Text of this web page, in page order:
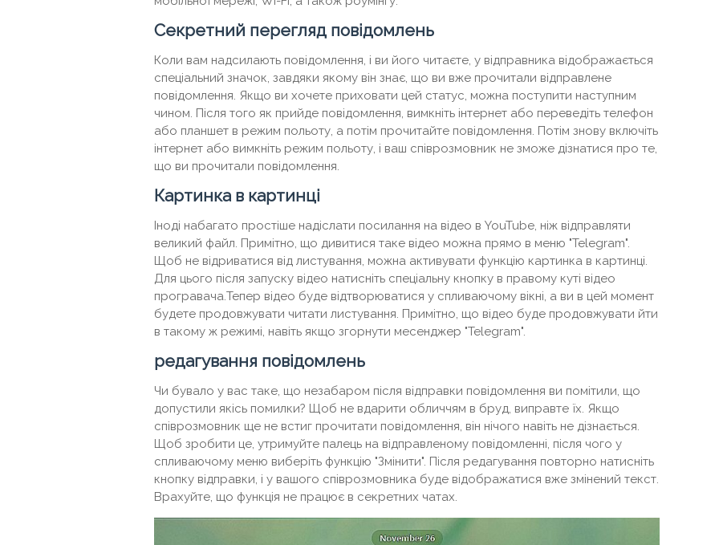
Секретний перегляд повідомлень
Коли вам надсилають повідомлення, і ви його читаєте, у відправника відображається
спеціальний значок, завдяки якому він знає, що ви вже прочитали відправлене
повідомлення. Якщо ви хочете приховати цей статус, можна поступити наступним
чином. Після того як прийде повідомлення, вимкніть інтернет або переведіть телефон
або планшет в режим польоту, а потім прочитайте повідомлення. Потім знову включіть
інтернет або вимкніть режим польоту, і ваш співрозмовник не зможе дізнатися про те,
що ви прочитали повідомлення.
Картинка в картинці
Іноді набагато простіше надіслати посилання на відео в YouTube, ніж відправляти
великий файл. Примітно, що дивитися таке відео можна прямо в меню "Telegram".
Щоб не відриватися від листування, можна активувати функцію картинка в картинці.
Для цього після запуску відео натисніть спеціальну кнопку в правому куті відео
програвача.Тепер відео буде відтворюватися у спливаючому вікні, а ви в цей момент
будете продовжувати читати листування. Примітно, що відео буде продовжувати йти
в такому ж режимі, навіть якщо згорнути месенджер "Telegram".
редагування повідомлень
Чи бувало у вас таке, що незабаром після відправки повідомлення ви помітили, що
допустили якісь помилки? Щоб не вдарити обличчям в бруд, виправте їх. Якщо
співрозмовник ще не встиг прочитати повідомлення, він нічого навіть не дізнається.
Щоб зробити це, утримуйте палець на відправленому повідомленні, після чого у
спливаючому меню виберіть функцію "Змінити". Після редагування повторно натисніть
кнопку відправки, і у вашого співрозмовника буде відображатися вже змінений текст.
Врахуйте, що функція не працює в секретних чатах.